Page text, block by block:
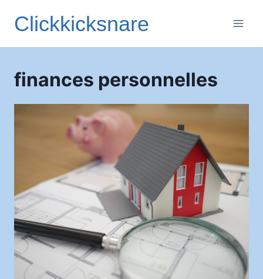
Clickkicksnare
finances personnelles